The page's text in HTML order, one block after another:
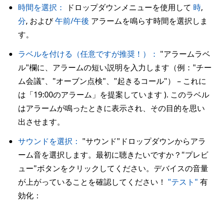
時間を選択：
ドロップダウンメニューを使用して 時,
分, および午前/午後 アラームを鳴らす時間を選択しま
す。
ラベルを付ける（任意ですが推奨！）： "アラームラベ
ル"欄に、アラームの短い説明を入力します（例："チー
ム会議"、"オーブン点検"、"起きるコール"） – これに
は「19:00のアラーム」を提案しています ). このラベル
はアラームが鳴ったときに表示され、その目的を思い
出させます。
サウンドを選択： "サウンド"ドロップダウンからアラ
ーム音を選択します。最初に聴きたいですか？"プレビ
ュー"ボタンをクリックしてください。デバイスの音量
が上がっていることを確認してください！ "テスト" 有
効化：